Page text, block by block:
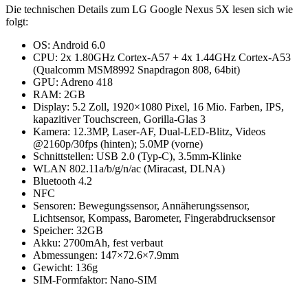
Die technischen Details zum LG Google Nexus 5X lesen sich wie
folgt:
OS: Android 6.0
CPU: 2x 1.80GHz Cortex-A57 + 4x 1.44GHz Cortex-A53
(Qualcomm MSM8992 Snapdragon 808, 64bit)
GPU: Adreno 418
RAM: 2GB
Display: 5.2 Zoll, 1920×1080 Pixel, 16 Mio. Farben, IPS,
kapazitiver Touchscreen, Gorilla-Glas 3
Kamera: 12.3MP, Laser-AF, Dual-LED-Blitz, Videos
@2160p/30fps (hinten); 5.0MP (vorne)
Schnittstellen: USB 2.0 (Typ-C), 3.5mm-Klinke
WLAN 802.11a/b/g/n/ac (Miracast, DLNA)
Bluetooth 4.2
NFC
Sensoren: Bewegungssensor, Annäherungssensor,
Lichtsensor, Kompass, Barometer, Fingerabdrucksensor
Speicher: 32GB
Akku: 2700mAh, fest verbaut
Abmessungen: 147×72.6×7.9mm
Gewicht: 136g
SIM-Formfaktor: Nano-SIM